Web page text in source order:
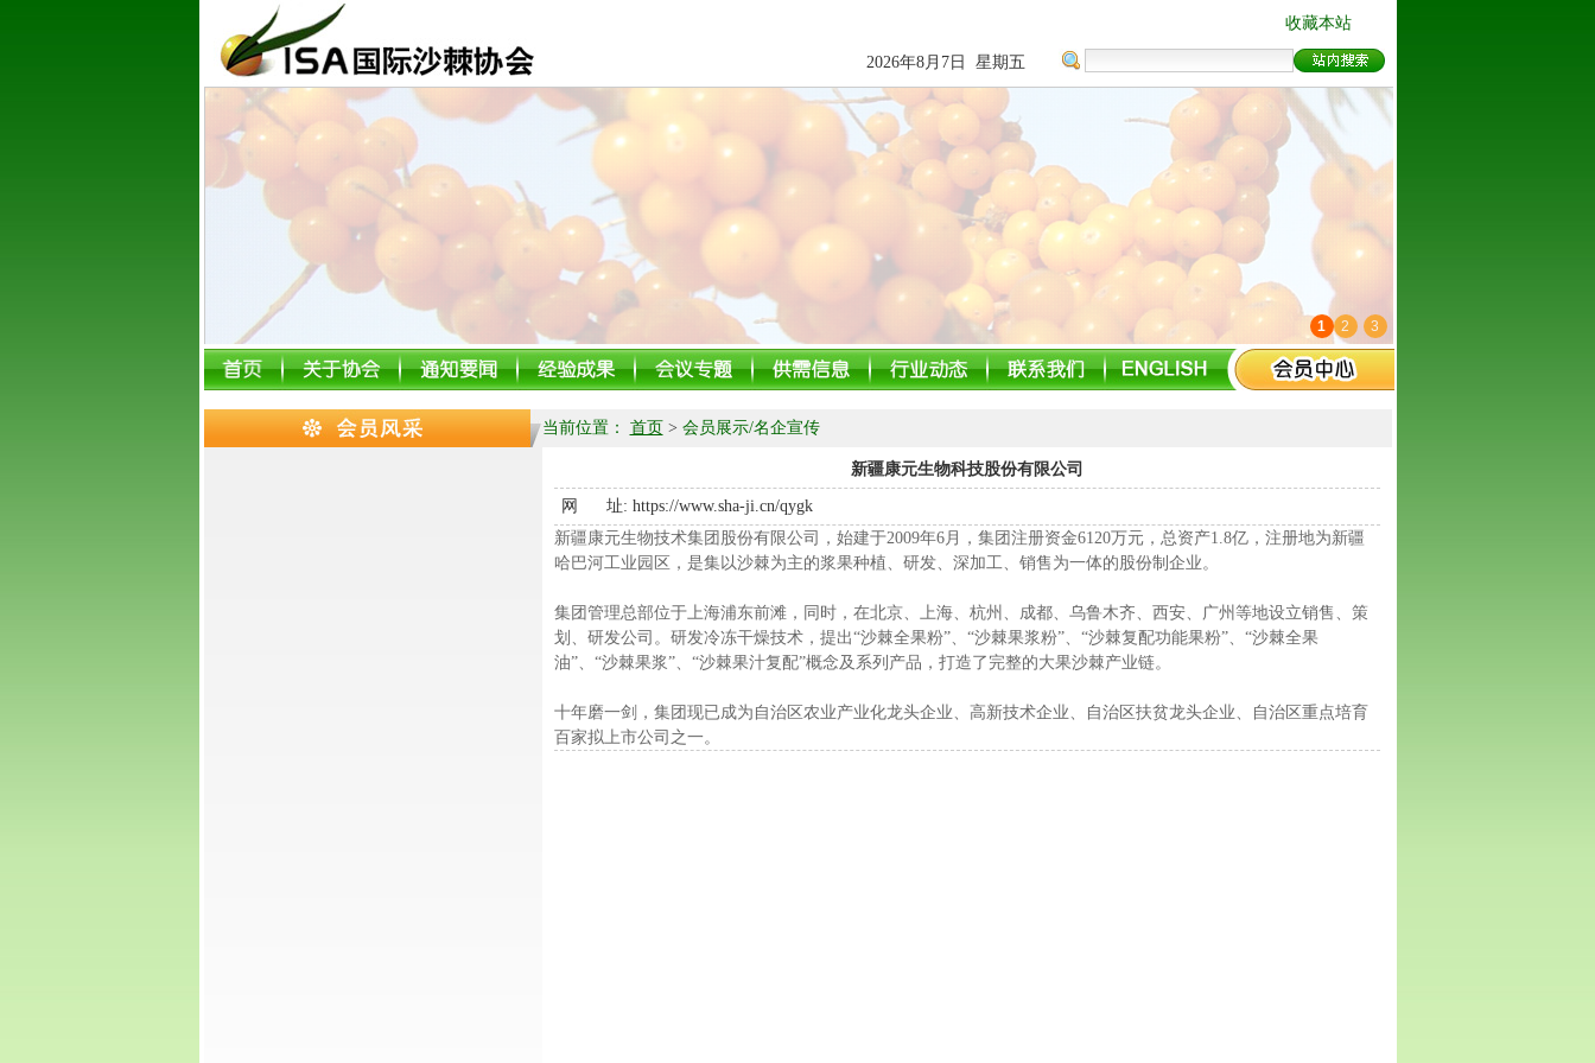
2026年8月7日 星期五
收藏本站
1 2 3
当前位置： 首页 > 会员展示/名企宣传
新疆康元生物科技股份有限公司
网 址: https://www.sha-ji.cn/qygk
新疆康元生物技术集团股份有限公司，始建于2009年6月，集团注册资金6120万元，总资产1.8亿，注册地为新疆
哈巴河工业园区，是集以沙棘为主的浆果种植、研发、深加工、销售为一体的股份制企业。
集团管理总部位于上海浦东前滩，同时，在北京、上海、杭州、成都、乌鲁木齐、西安、广州等地设立销售、策
划、研发公司。研发冷冻干燥技术，提出“沙棘全果粉”、“沙棘果浆粉”、“沙棘复配功能果粉”、“沙棘全果
油”、“沙棘果浆”、“沙棘果汁复配”概念及系列产品，打造了完整的大果沙棘产业链。
十年磨一剑，集团现已成为自治区农业产业化龙头企业、高新技术企业、自治区扶贫龙头企业、自治区重点培育
百家拟上市公司之一。